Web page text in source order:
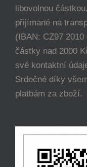
libovolnou
přijímané na
(IBAN: CZ97
částky nad 2000
své kontaktní
Srdečné díky
platbám za zboží.